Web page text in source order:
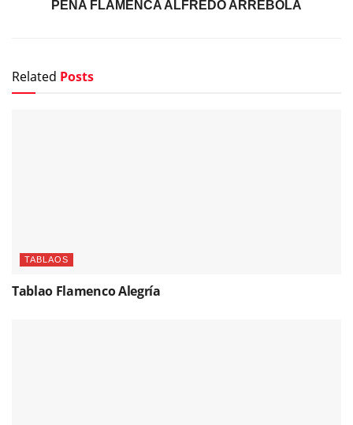
PEÑA FLAMENCA ALFREDO ARREBOLA
Related Posts
TABLAOS
Tablao Flamenco Alegría